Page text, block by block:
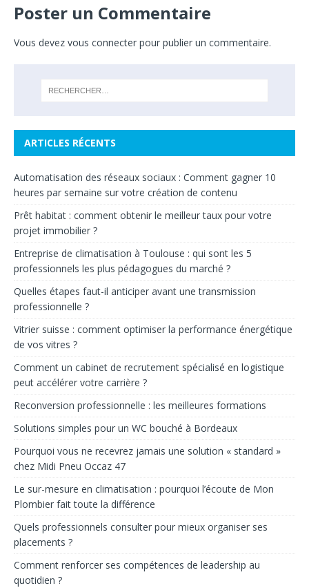
Poster un Commentaire
Vous devez vous connecter pour publier un commentaire.
ARTICLES RÉCENTS
Automatisation des réseaux sociaux : Comment gagner 10
heures par semaine sur votre création de contenu
Prêt habitat : comment obtenir le meilleur taux pour votre
projet immobilier ?
Entreprise de climatisation à Toulouse : qui sont les 5
professionnels les plus pédagogues du marché ?
Quelles étapes faut-il anticiper avant une transmission
professionnelle ?
Vitrier suisse : comment optimiser la performance énergétique
de vos vitres ?
Comment un cabinet de recrutement spécialisé en logistique
peut accélérer votre carrière ?
Reconversion professionnelle : les meilleures formations
Solutions simples pour un WC bouché à Bordeaux
Pourquoi vous ne recevrez jamais une solution « standard »
chez Midi Pneu Occaz 47
Le sur-mesure en climatisation : pourquoi l’écoute de Mon
Plombier fait toute la différence
Quels professionnels consulter pour mieux organiser ses
placements ?
Comment renforcer ses compétences de leadership au
quotidien ?